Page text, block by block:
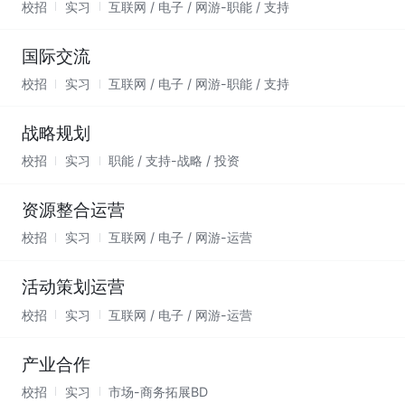
校招 实习 互联网 / 电子 / 网游-职能 / 支持
国际交流
校招 实习 互联网 / 电子 / 网游-职能 / 支持
战略规划
校招 实习 职能 / 支持-战略 / 投资
资源整合运营
校招 实习 互联网 / 电子 / 网游-运营
活动策划运营
校招 实习 互联网 / 电子 / 网游-运营
产业合作
校招 实习 市场-商务拓展BD